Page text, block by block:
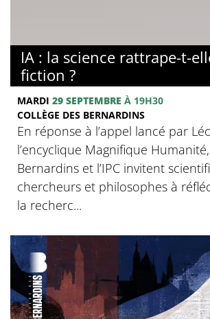
IA : la science rattrape-t-
fiction ?
MARDI 29 SEPTEMBRE À 19H30
COLLÈGE DES BERNARDINS
En réponse à l’appel lancé par
l’encyclique Magnifique
Bernardins et l’IPC invitent
chercheurs et philosophes à
la recherc...